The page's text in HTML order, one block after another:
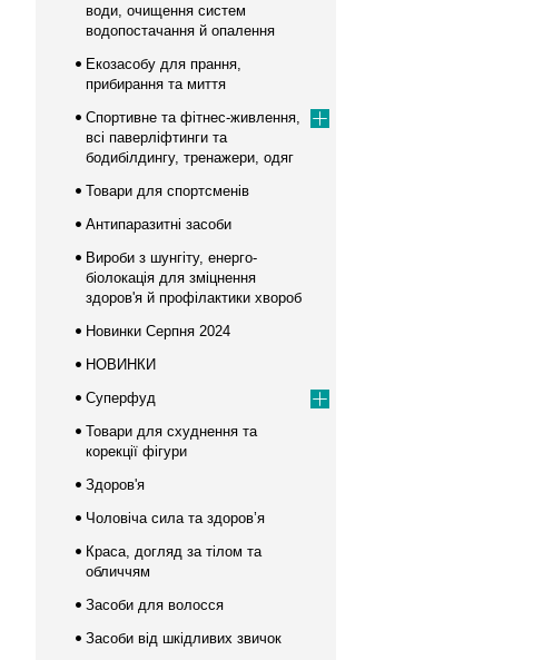
води, очищення систем
водопостачання й опалення
Екозасобу для прання,
прибирання та миття
Спортивне та фітнес-живлення,
всі паверліфтинги та
бодибілдингу, тренажери, одяг
Товари для спортсменів
Антипаразитні засоби
Вироби з шунгіту, енерго-
біолокація для зміцнення
здоров'я й профілактики хвороб
Новинки Серпня 2024
НОВИНКИ
Суперфуд
Товари для схуднення та
корекції фігури
Здоров'я
Чоловіча сила та здоров’я
Краса, догляд за тілом та
обличчям
Засоби для волосся
Засоби від шкідливих звичок